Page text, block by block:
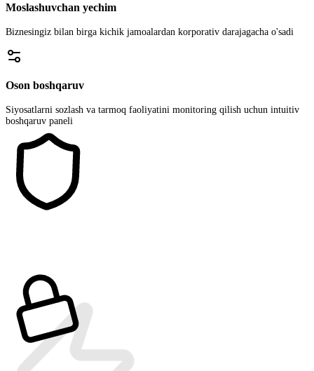
Moslashuvchan yechim
Biznesingiz bilan birga kichik jamoalardan korporativ darajagacha o'sadi
Oson boshqaruv
Siyosatlarni sozlash va tarmoq faoliyatini monitoring qilish uchun intuitiv
boshqaruv paneli